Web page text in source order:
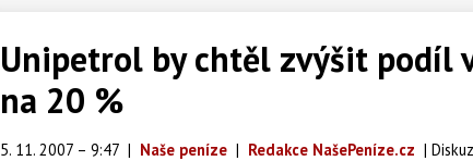
Unipetrol by chtěl zvýšit podíl
na 20 %
5. 11. 2007 – 9:47 | Naše peníze | Redakce NašePeníze.cz |